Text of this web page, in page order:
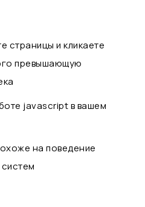
страницы и кликаете
превышающую
javascript в вашем
на поведение